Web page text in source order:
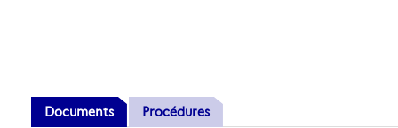
Documents Procédures